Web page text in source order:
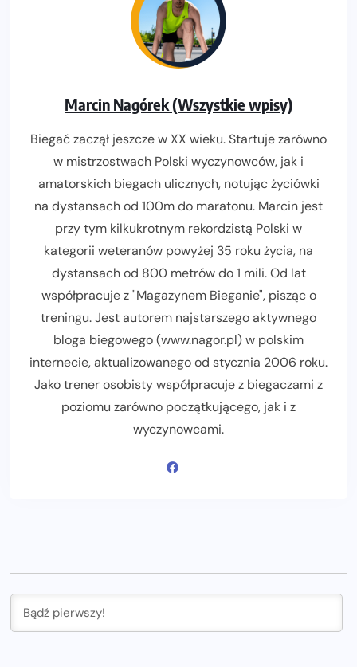
Marcin Nagórek (Wszystkie wpisy)
Biegać zaczął jeszcze w XX wieku. Startuje zarówno
w mistrzostwach Polski wyczynowców, jak i
amatorskich biegach ulicznych, notując życiówki
na dystansach od 100m do maratonu. Marcin jest
przy tym kilkukrotnym rekordzistą Polski w
kategorii weteranów powyżej 35 roku życia, na
dystansach od 800 metrów do 1 mili. Od lat
współpracuje z "Magazynem Bieganie", pisząc o
treningu. Jest autorem najstarszego aktywnego
bloga biegowego (www.nagor.pl) w polskim
internecie, aktualizowanego od stycznia 2006 roku.
Jako trener osobisty współpracuje z biegaczami z
poziomu zarówno początkującego, jak i z
wyczynowcami.